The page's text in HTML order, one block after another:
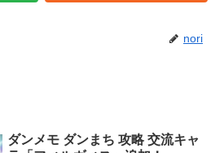
nori
ダンメモ ダンまち 攻略 交流キャ